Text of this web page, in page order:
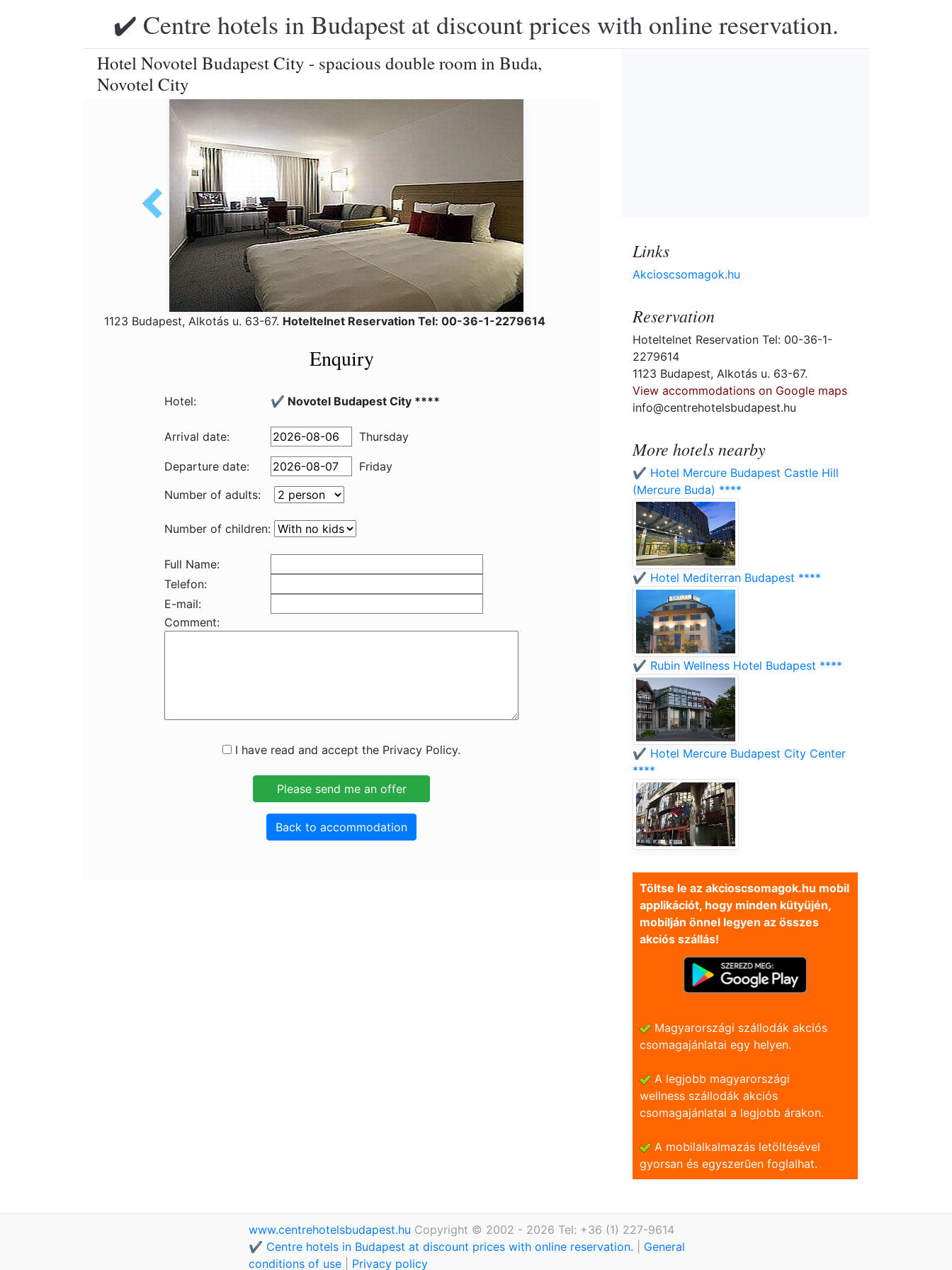
✔️ Centre hotels in Budapest at discount prices with online reservation.
Hotel Novotel Budapest City - spacious double room in Buda,
Novotel City
1123 Budapest, Alkotás u. 63-67. Hoteltelnet Reservation Tel: 00-36-1-2279614
Enquiry
Hotel: ✔️ Novotel Budapest City ****
Arrival date: Thursday
Departure date:
Friday
Number of adults:
Number of children:
Full Name:
Telefon:
E-mail:
Comment:
I have read and accept the Privacy Policy.
Back to accommodation
Links
Akcioscsomagok.hu
Reservation
Hoteltelnet Reservation Tel: 00-36-1-
2279614
1123 Budapest, Alkotás u. 63-67.
View accommodations on Google maps
info@centrehotelsbudapest.hu
More hotels nearby
✔️ Hotel Mercure Budapest Castle Hill
(Mercure Buda) ****
✔️ Hotel Mediterran Budapest ****
✔️ Rubin Wellness Hotel Budapest ****
✔️ Hotel Mercure Budapest City Center
****
Töltse le az akcioscsomagok.hu mobil
applikációt, hogy minden kütyüjén,
mobilján önnel legyen az összes
akciós szállás!
Magyarországi szállodák akciós
csomagajánlatai egy helyen.
A legjobb magyarországi
wellness szállodák akciós
csomagajánlatai a legjobb árakon.
A mobilalkalmazás letöltésével
gyorsan és egyszerũen foglalhat.
www.centrehotelsbudapest.hu Copyright © 2002 - 2026 Tel: +36 (1) 227-9614
✔️ Centre hotels in Budapest at discount prices with online reservation.
General
conditions of use
Privacy policy